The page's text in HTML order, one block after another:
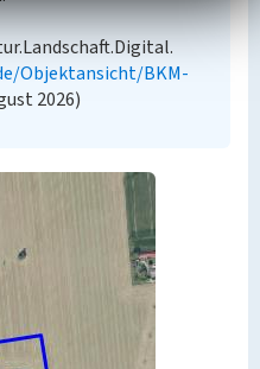
Objektansicht/BKM-
2026)